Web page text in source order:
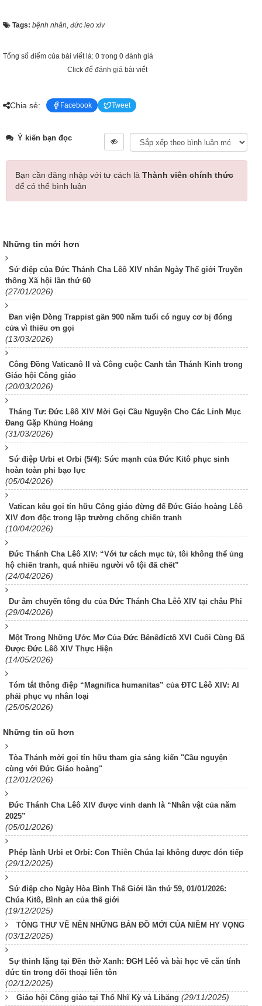
Tags: bệnh nhân, đức leo xiv
Tổng số điểm của bài viết là: 0 trong 0 đánh giá
Click để đánh giá bài viết
Chia sẻ: Facebook Tweet
Ý kiến bạn đọc
Bạn cần đăng nhập với tư cách là Thành viên chính thức
để có thể bình luận
Những tin mới hơn
Sứ điệp của Đức Thánh Cha Lêô XIV nhân Ngày Thế giới Truyền
thông Xã hội lần thứ 60
(27/01/2026)
Đan viện Dòng Trappist gần 900 năm tuổi có nguy cơ bị đóng
cửa vì thiếu ơn gọi
(13/03/2026)
Công Đồng Vaticanô II và Công cuộc Canh tân Thánh Kinh trong
Giáo hội Công giáo
(20/03/2026)
Tháng Tư: Đức Lêô XIV Mời Gọi Cầu Nguyện Cho Các Linh Mục
Đang Gặp Khủng Hoảng
(31/03/2026)
Sứ điệp Urbi et Orbi (5/4): Sức mạnh của Đức Kitô phục sinh
hoàn toàn phi bạo lực
(05/04/2026)
Vatican kêu gọi tín hữu Công giáo đừng để Đức Giáo hoàng Lêô
XIV đơn độc trong lập trường chống chiến tranh
(10/04/2026)
Đức Thánh Cha Lêô XIV: “Với tư cách mục tử, tôi không thể ủng
hộ chiến tranh, quá nhiều người vô tội đã chết”
(24/04/2026)
Dư âm chuyến tông du của Đức Thánh Cha Lêô XIV tại châu Phi
(29/04/2026)
Một Trong Những Ước Mơ Của Đức Bênêđíctô XVI Cuối Cùng Đã
Được Đức Lêô XIV Thực Hiện
(14/05/2026)
Tóm tắt thông điệp “Magnifica humanitas” của ĐTC Lêô XIV: AI
phải phục vụ nhân loại
(25/05/2026)
Những tin cũ hơn
Tòa Thánh mời gọi tín hữu tham gia sáng kiến "Cầu nguyện
cùng với Đức Giáo hoàng"
(12/01/2026)
Đức Thánh Cha Lêô XIV được vinh danh là “Nhân vật của năm
2025”
(05/01/2026)
Phép lành Urbi et Orbi: Con Thiên Chúa lại không được đón tiếp
(29/12/2025)
Sứ điệp cho Ngày Hòa Bình Thế Giới lần thứ 59, 01/01/2026:
Chúa Kitô, Bình an của thế giới
(19/12/2025)
TÔNG THƯ VẼ NÊN NHỮNG BẢN ĐỒ MỚI CỦA NIỀM HY VỌNG
(03/12/2025)
Sự thinh lặng tại Đền thờ Xanh: ĐGH Lêô và bài học về căn tính
đức tin trong đối thoại liên tôn
(02/12/2025)
Giáo hội Công giáo tại Thổ Nhĩ Kỳ và Libăng (29/11/2025)